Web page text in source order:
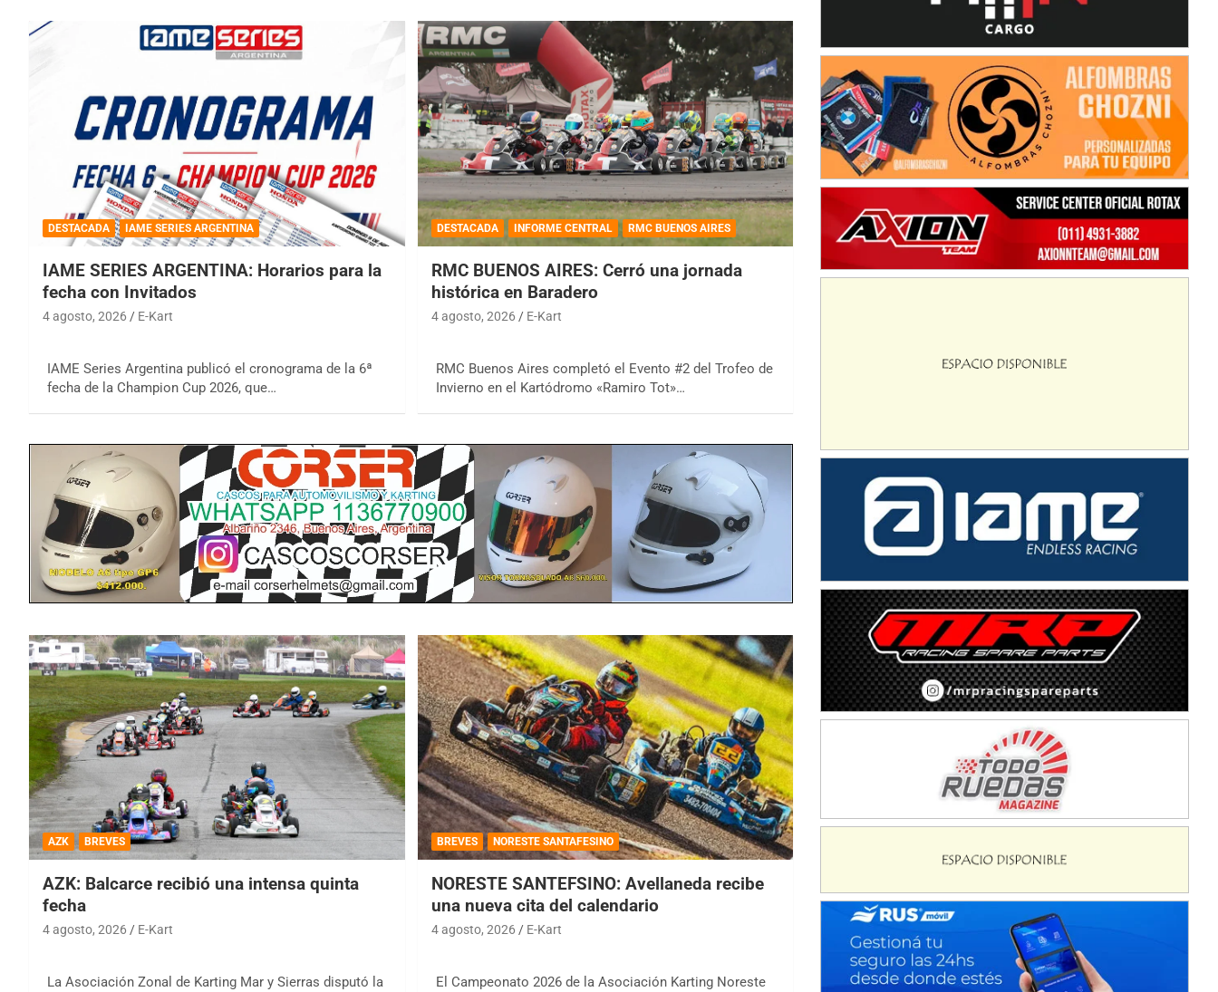
DESTACADA IAME SERIES ARGENTINA
IAME SERIES ARGENTINA: Horarios para la
fecha con Invitados
4 agosto, 2026 E-Kart
IAME Series Argentina publicó el cronograma de la 6ª
fecha de la Champion Cup 2026, que…
DESTACADA INFORME CENTRAL RMC BUENOS AIRES
RMC BUENOS AIRES: Cerró una jornada
histórica en Baradero
4 agosto, 2026 E-Kart
RMC Buenos Aires completó el Evento #2 del Trofeo de
Invierno en el Kartódromo «Ramiro Tot»…
AZK BREVES
AZK: Balcarce recibió una intensa quinta
fecha
4 agosto, 2026 E-Kart
La Asociación Zonal de Karting Mar y Sierras disputó la
BREVES NORESTE SANTAFESINO
NORESTE SANTEFSINO: Avellaneda recibe
una nueva cita del calendario
4 agosto, 2026 E-Kart
El Campeonato 2026 de la Asociación Karting Noreste
Ciudad de Trenque Lauquen (Asfalto)
ENTRERRIANO - F6 (POSTERGADA)
Parque de la Velocidad (Asfalto)
Villaguay (Entre Ríos)
VICTORIENSE - F7
El Cerro (Tierra)
Victoria (Entre Ríos)
PATAGONICO - F6
Moto Club Reginense (Tierra)
Gral. E. Godoy (Río Negro)
Ciudad de Avellaneda (Asfalto)
Rufino (Santa Fe)
TUCUMANO - F5
Juan Navarro (Asfalto)
El Timbó (Tucumán)